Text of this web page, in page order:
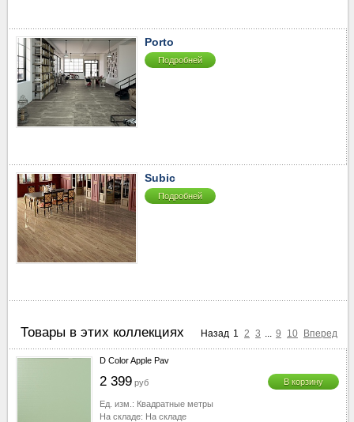
Porto
Подробней
Subic
Подробней
Товары в этих коллекциях Назад 1 2 3 ... 9 10 Вперед
D Color Apple Pav
2 399 руб В корзину
Ед. изм.: Квадратные метры
На складе: На складе